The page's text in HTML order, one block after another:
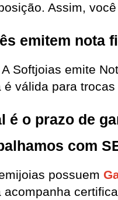
Assim,
emitem nota
Softjoias emite
é válida para
é o prazo de
com
possuem
acompanha